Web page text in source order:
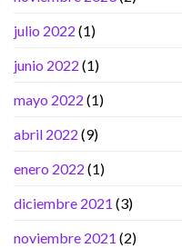
julio 2022 (1)
junio 2022 (1)
mayo 2022 (1)
abril 2022 (9)
enero 2022 (1)
diciembre 2021 (3)
noviembre 2021 (2)